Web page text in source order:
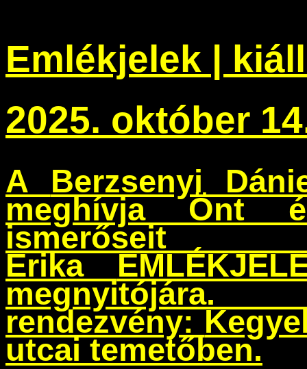
Emlékjelek |
2025. október
A Berzsenyi
meghívja Önt
Erika
rendezvény:
utcai temetőben.